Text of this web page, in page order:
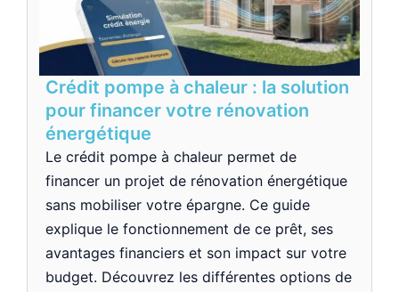
Crédit pompe à chaleur : la solution
pour financer votre rénovation
énergétique
Le crédit pompe à chaleur permet de
financer un projet de rénovation énergétique
sans mobiliser votre épargne. Ce guide
explique le fonctionnement de ce prêt, ses
avantages financiers et son impact sur votre
budget. Découvrez les différentes options de